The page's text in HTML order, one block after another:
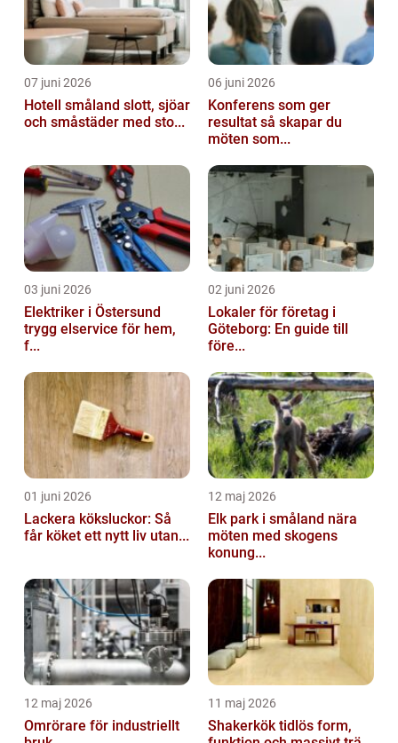
07 juni 2026
Hotell småland slott, sjöar
och småstäder med sto...
06 juni 2026
Konferens som ger
resultat så skapar du
möten som...
03 juni 2026
Elektriker i Östersund
trygg elservice för hem,
f...
02 juni 2026
Lokaler för företag i
Göteborg: En guide till
före...
01 juni 2026
Lackera köksluckor: Så
får köket ett nytt liv utan...
12 maj 2026
Elk park i småland nära
möten med skogens
konung...
12 maj 2026
Omrörare för industriellt
11 maj 2026
Shakerkök tidlös form,